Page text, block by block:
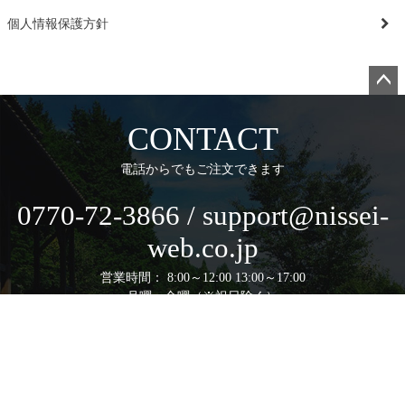
個人情報保護方針
CONTACT
電話からでもご注文できます
0770-72-3866 / support@nissei-
web.co.jp
営業時間： 8:00～12:00 13:00～17:00
月曜～金曜（※祝日除く）